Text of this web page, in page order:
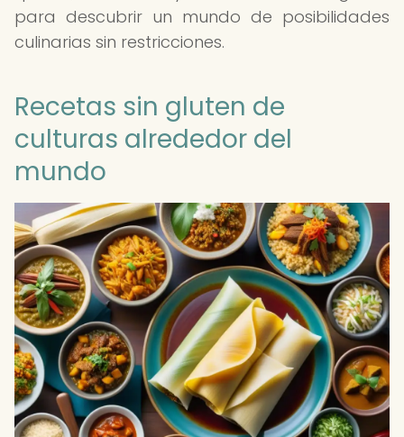
para descubrir un mundo de posibilidades
culinarias sin restricciones.
Recetas sin gluten de
culturas alrededor del
mundo